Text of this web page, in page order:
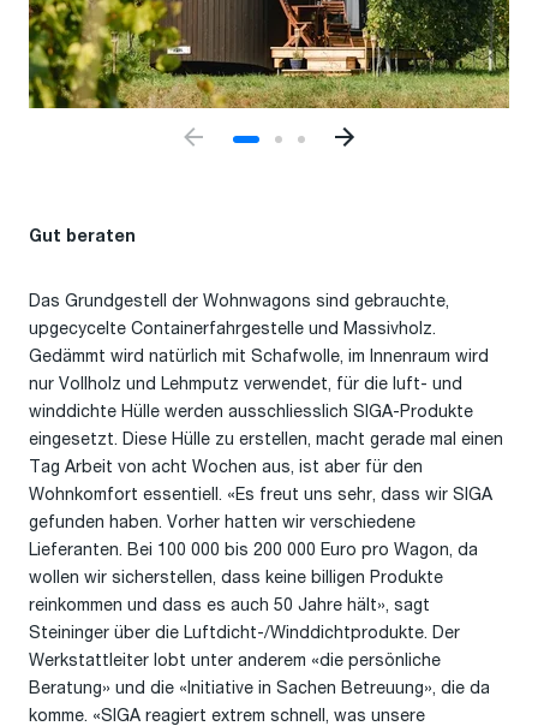
Gut beraten
Das Grundgestell der Wohnwagons sind gebrauchte,
upgecycelte Containerfahrgestelle und Massivholz.
Gedämmt wird natürlich mit Schafwolle, im Innenraum wird
nur Vollholz und Lehmputz verwendet, für die luft- und
winddichte Hülle werden ausschliesslich SIGA-Produkte
eingesetzt. Diese Hülle zu erstellen, macht gerade mal einen
Tag Arbeit von acht Wochen aus, ist aber für den
Wohnkomfort essentiell. «Es freut uns sehr, dass wir SIGA
gefunden haben. Vorher hatten wir verschiedene
Lieferanten. Bei 100 000 bis 200 000 Euro pro Wagon, da
wollen wir sicherstellen, dass keine billigen Produkte
reinkommen und dass es auch 50 Jahre hält», sagt
Steininger über die Luftdicht-/Winddichtprodukte. Der
Werkstattleiter lobt unter anderem «die persönliche
Beratung» und die «Initiative in Sachen Betreuung», die da
komme. «SIGA reagiert extrem schnell, was unsere